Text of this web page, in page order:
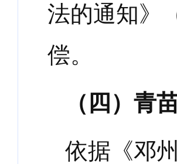
法的通知》
偿。
（四）青
依据《邓